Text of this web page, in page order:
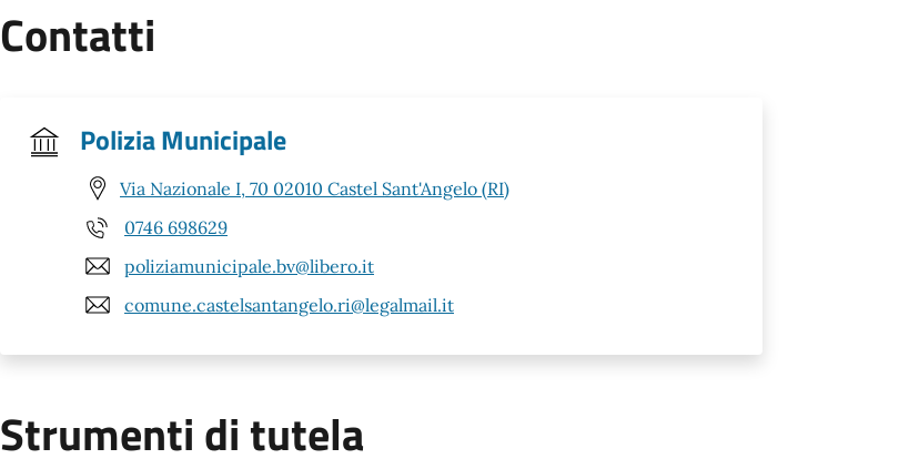
Contatti
Polizia Municipale
Via Nazionale I, 70 02010 Castel Sant'Angelo (RI)
0746 698629
poliziamunicipale.bv@libero.it
comune.castelsantangelo.ri@legalmail.it
Strumenti di tutela